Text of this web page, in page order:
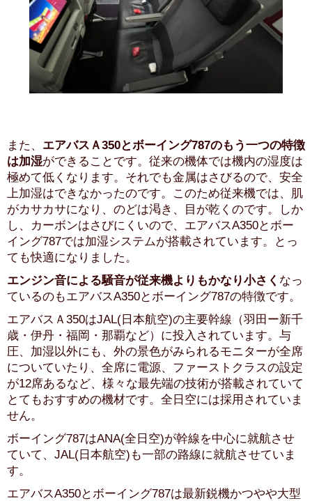
また、 エアバスＡ350とボーイング787のもう一つの特徴
は加湿ができることです。従来の機体では機内の湿度は
極めて低くなります。それでも金属はさびるので、安全
上加湿はできなかったのです。このため従来機では、肌
がカサカサになり、のどは渇き、目が乾くのです。しか
し、カーボンはさびにくいので、エアバスA350とボー
イング787では加湿システムが搭載されています。とっ
ても快適になりました。
エンジン音による騒音が従来機よりもかなり小さく なっ
ているのもエアバスA350とボーイング787の特徴です。
エアバスＡ350はJAL(日本航空)の主要幹線（羽田ー新千
歳・伊丹・福岡・那覇など）に投入されています。与
圧、加湿以外にも、外の景色がみられるモニターが全席
についていたり、全席に電源、ファーストクラスの設定
が12席あるなど、様々な最先端の技術が搭載されていて
とてもおすすめの機材です。全日空には採用されていま
せん。
ボーイング787はANA(全日空)が幹線を中心に就航させ
ていて、JAL(日本航空)も一部の路線に就航させていま
す。
エアバスA350とボーイング787は最新鋭機かつやや大型